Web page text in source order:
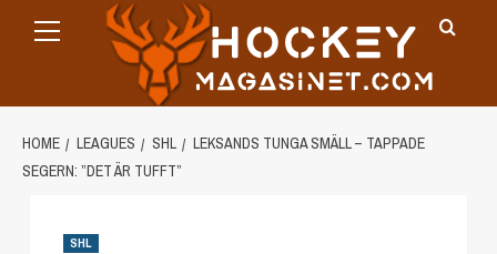
Menu
HOME LEAGUES SHL
LEKSANDS TUNGA SMÄLL – TAPPADE
SEGERN: ”DET ÄR TUFFT”
SHL